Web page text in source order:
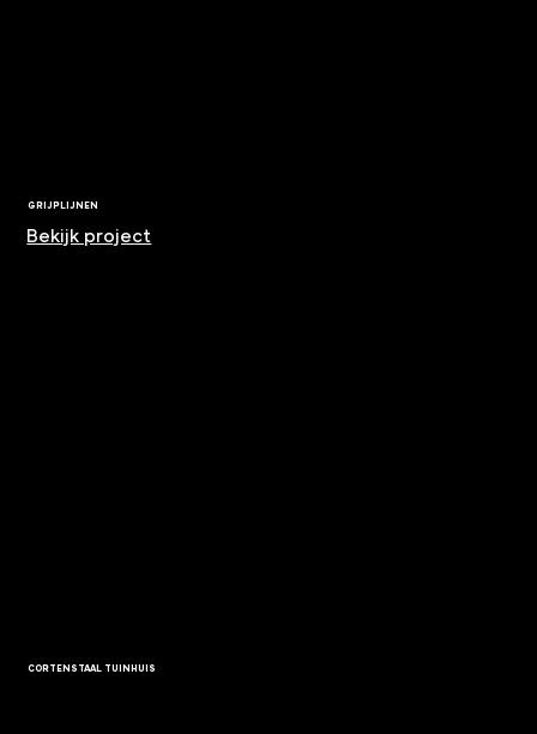
GRIJPLIJNEN
Bekijk project
CORTENSTAAL TUINHUIS